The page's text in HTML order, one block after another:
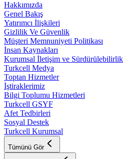
Hakkımızda
Genel Bakış
Yatırımcı İlişkileri
Gizlilik Ve Güvenlik
Müşteri Memnuniyeti Politikası
İnsan Kaynakları
Kurumsal İletişim ve Sürdürülebilirlik
Turkcell Medya
Toptan Hizmetler
İştiraklerimiz
Bilgi Toplumu Hizmetleri
Turkcell GSYF
Afet Tedbirleri
Sosyal Destek
Turkcell Kurumsal
Tümünü Gör